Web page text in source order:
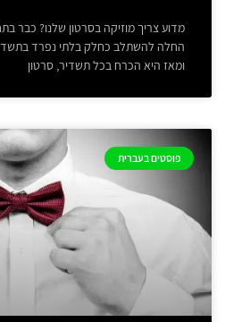
החלה להשתלב כחלק בלתי נפרד
ומאז היא הכרח בכל תשדיר, סרטון
פוסטים בעברית